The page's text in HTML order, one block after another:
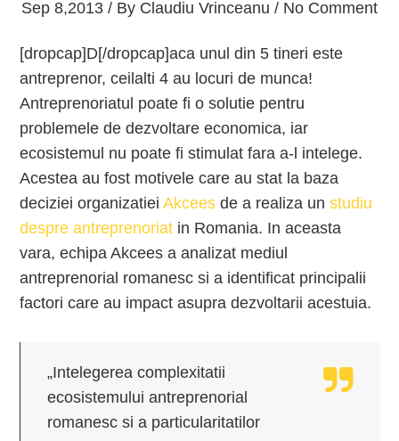
Sep 8,2013 / By Claudiu Vrinceanu / No Comment
[dropcap]D[/dropcap]aca unul din 5 tineri este
antreprenor, ceilalti 4 au locuri de munca!
Antreprenoriatul poate fi o solutie pentru
problemele de dezvoltare economica, iar
ecosistemul nu poate fi stimulat fara a-l intelege.
Acestea au fost motivele care au stat la baza
deciziei organizatieiAkcees de a realiza unstudiu
despre antreprenoriat in Romania. In aceasta
vara, echipa Akcees a analizat mediul
antreprenorial romanesc si a identificat principalii
factori care au impact asupra dezvoltarii acestuia.
„Intelegerea complexitatii
ecosistemului antreprenorial
romanesc si a particularitatilor